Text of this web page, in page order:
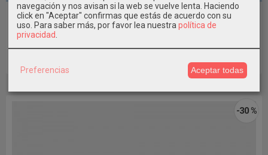
Conjunto Punto bebé niño Mayoral
-30 %
navegación y nos avisan si la web se vuelve lenta. Haciendo
click en "Aceptar" confirmas que estás de acuerdo con su
uso. Para saber más, por favor lea nuestra política de
privacidad
Preferencias Aceptar todas